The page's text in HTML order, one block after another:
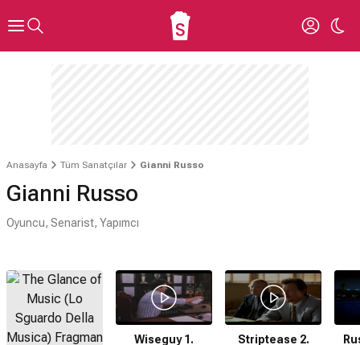
Anasayfa Tüm Sanatçılar Gianni Russo
Gianni Russo
Oyuncu, Senarist, Yapımcı
Wiseguy 1.
Striptease 2.